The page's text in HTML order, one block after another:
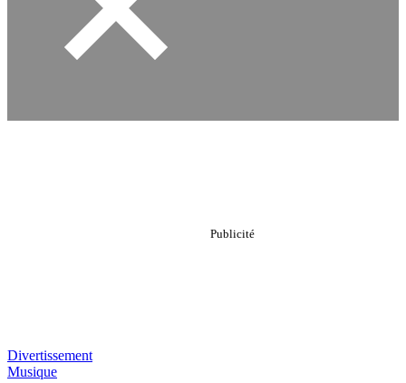
Divertissement
Musique